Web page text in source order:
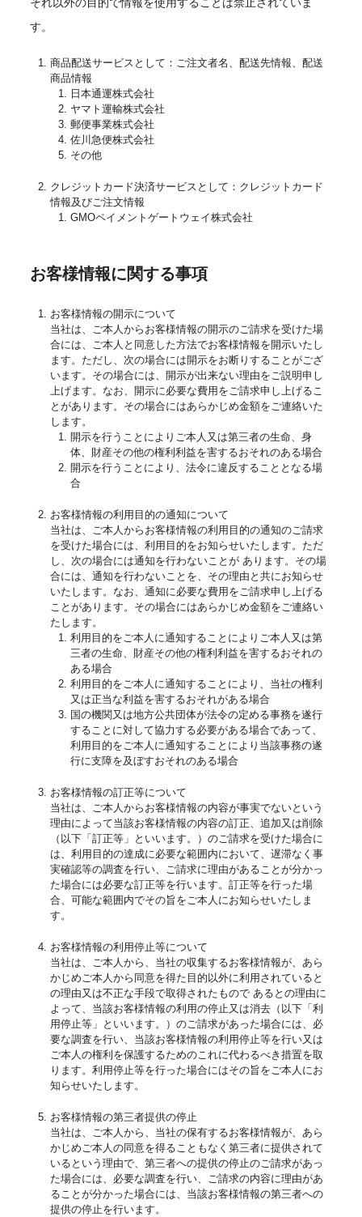
す。
商品配送サービスとして：ご注文者名、配送先情報、配送
商品情報
日本通運株式会社
ヤマト運輸株式会社
郵便事業株式会社
佐川急便株式会社
その他
クレジットカード決済サービスとして：クレジットカード
情報及びご注文情報
GMOペイメントゲートウェイ株式会社
お客様情報に関する事項
お客様情報の開示について
当社は、ご本人からお客様情報の開示のご請求を受けた場
合には、ご本人と同意した方法でお客様情報を開示いたし
ます。ただし、次の場合には開示をお断りすることがござ
います。その場合には、開示が出来ない理由をご説明申し
上げます。なお、開示に必要な費用をご請求申し上げるこ
とがあります。その場合にはあらかじめ金額をご連絡いた
します。
開示を行うことによりご本人又は第三者の生命、身
体、財産その他の権利利益を害するおそれのある場合
開示を行うことにより、法令に違反することとなる場
合
お客様情報の利用目的の通知について
当社は、ご本人からお客様情報の利用目的の通知のご請求
を受けた場合には、利用目的をお知らせいたします。ただ
し、次の場合には通知を行わないことが あります。その場
合には、通知を行わないことを、その理由と共にお知らせ
いたします。なお、通知に必要な費用をご請求申し上げる
ことがあります。その場合にはあらかじめ金額をご連絡い
たします。
利用目的をご本人に通知することによりご本人又は第
三者の生命、財産その他の権利利益を害するおそれの
ある場合
利用目的をご本人に通知することにより、当社の権利
又は正当な利益を害するおそれがある場合
国の機関又は地方公共団体が法令の定める事務を遂行
することに対して協力する必要がある場合であって、
利用目的をご本人に通知することにより当該事務の遂
行に支障を及ぼすおそれのある場合
お客様情報の訂正等について
当社は、ご本人からお客様情報の内容が事実でないという
理由によって当該お客様情報の内容の訂正、追加又は削除
（以下「訂正等」といいます。）のご請求を受けた場合に
は、利用目的の達成に必要な範囲内において、遅滞なく事
実確認等の調査を行い、ご請求に理由があることが分かっ
た場合には必要な訂正等を行います。訂正等を行った場
合、可能な範囲内でその旨をご本人にお知らせいたしま
す。
お客様情報の利用停止等について
当社は、ご本人から、当社の収集するお客様情報が、あら
かじめご本人から同意を得た目的以外に利用されていると
の理由又は不正な手段で取得されたもので あるとの理由に
よって、当該お客様情報の利用の停止又は消去（以下「利
用停止等」といいます。）のご請求があった場合には、必
要な調査を行い、当該お客様情報の利用停止等を行い又は
ご本人の権利を保護するためのこれに代わるべき措置を取
ります。利用停止等を行った場合にはその旨をご本人にお
知らせいたします。
お客様情報の第三者提供の停止
当社は、ご本人から、当社の保有するお客様情報が、あら
かじめご本人の同意を得ることもなく第三者に提供されて
いるという理由で、第三者への提供の停止のご請求があっ
た場合には、必要な調査を行い、ご請求の内容に理由があ
ることが分かった場合には、当該お客様情報の第三者への
提供の停止を行います。